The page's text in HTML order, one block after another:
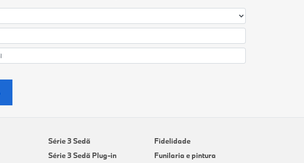
Série 3 Sedã
Série 3 Sedã Plug-in
Fidelidade
Funilaria e pintura